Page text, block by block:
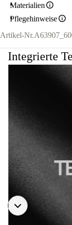
Materialien
Pflegehinweise
Artikel-Nr.
Integrierte